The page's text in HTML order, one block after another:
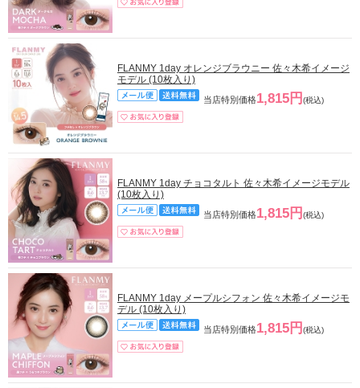
FLANMY 1day オレンジブラウニー 佐々木希イメージ
モデル (10枚入り)
当店特別価格1,815円 (税込)
FLANMY 1day チョコタルト 佐々木希イメージモデル
(10枚入り)
当店特別価格1,815円 (税込)
FLANMY 1day メープルシフォン 佐々木希イメージモ
デル (10枚入り)
当店特別価格1,815円 (税込)